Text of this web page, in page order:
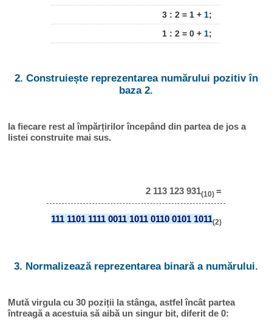
3 : 2 = 1 + 1;
1 : 2 = 0 + 1;
2. Construiește reprezentarea numărului pozitiv în
baza 2.
Ia fiecare rest al împărțirilor începând din partea de jos a
listei construite mai sus.
2 113 123 931(10) =
111 1101 1111 0011 1011 0110 0101 1011(2)
3. Normalizează reprezentarea binară a numărului.
Mută virgula cu 30 poziții la stânga, astfel încât partea
întreagă a acestuia să aibă un singur bit, diferit de 0: